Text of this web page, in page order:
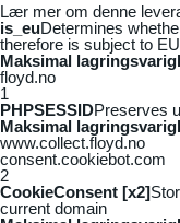
Lær mer om denne
is_euDetermines
therefore is subject to
Maksimal
floyd.no
1
PHPSESSIDPreserves
Maksimal
www.collect.floyd.no
consent.cookiebot.com
2
CookieConsent [x2]
current domain